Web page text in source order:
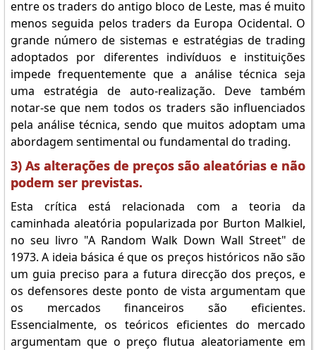
entre os traders do antigo bloco de Leste, mas é muito
menos seguida pelos traders da Europa Ocidental. O
grande número de sistemas e estratégias de trading
adoptados por diferentes indivíduos e instituições
impede frequentemente que a análise técnica seja
uma estratégia de auto-realização. Deve também
notar-se que nem todos os traders são influenciados
pela análise técnica, sendo que muitos adoptam uma
abordagem sentimental ou fundamental do trading.
3) As alterações de preços são aleatórias e não
podem ser previstas.
Esta crítica está relacionada com a teoria da
caminhada aleatória popularizada por Burton Malkiel,
no seu livro "A Random Walk Down Wall Street" de
1973. A ideia básica é que os preços históricos não são
um guia preciso para a futura direcção dos preços, e
os defensores deste ponto de vista argumentam que
os mercados financeiros são eficientes.
Essencialmente, os teóricos eficientes do mercado
argumentam que o preço flutua aleatoriamente em